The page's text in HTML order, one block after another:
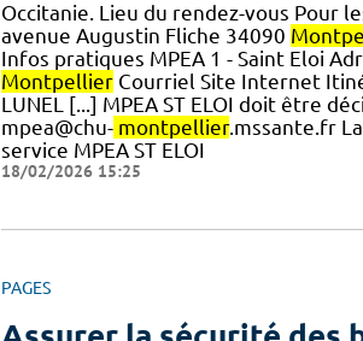
Occitanie. Lieu du rendez-vous Pour
avenue Augustin Fliche 34090
Infos pratiques MPEA 1 - Saint Eloi
MontpellierCourriel Site Internet
LUNEL [...] MPEA ST ELOI doit être
mpea@chu- montpellier.mssante.fr
service MPEA ST ELOI
18/02/2026 15:25
PAGES